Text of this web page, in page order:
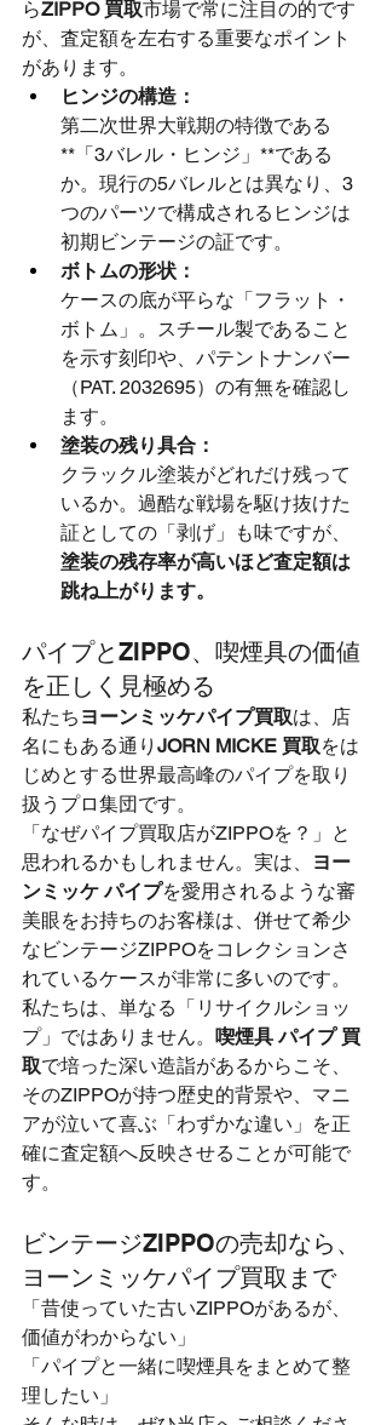
らZIPPO 買取市場で常に注目の的です
が、査定額を左右する重要なポイント
があります。
ヒンジの構造：
第二次世界大戦期の特徴である
**「3バレル・ヒンジ」**である
か。現行の5バレルとは異なり、3
つのパーツで構成されるヒンジは
初期ビンテージの証です。
ボトムの形状：
ケースの底が平らな「フラット・
ボトム」。スチール製であること
を示す刻印や、パテントナンバー
（PAT. 2032695）の有無を確認し
ます。
塗装の残り具合：
クラックル塗装がどれだけ残って
いるか。過酷な戦場を駆け抜けた
証としての「剥げ」も味ですが、
塗装の残存率が高いほど査定額は
跳ね上がります。
パイプとZIPPO、喫煙具の価値
を正しく見極める
私たち ヨーンミッケパイプ買取は、店
名にもある通り JORN MICKE 買取をは
じめとする世界最高峰のパイプを取り
扱うプロ集団です。
「なぜパイプ買取店がZIPPOを？」と
思われるかもしれません。実は、
ヨー
ンミッケ パイプを愛用されるような審
美眼をお持ちのお客様は、併せて希少
なビンテージZIPPOをコレクションさ
れているケースが非常に多いのです。
私たちは、単なる「リサイクルショッ
プ」ではありません。 喫煙具 パイプ 買
取で培った深い造詣があるからこそ、
そのZIPPOが持つ歴史的背景や、マニ
アが泣いて喜ぶ「わずかな違い」を正
確に査定額へ反映させることが可能で
す。
ビンテージZIPPOの売却なら、
ヨーンミッケパイプ買取まで
「昔使っていた古いZIPPOがあるが、
価値がわからない」
「パイプと一緒に喫煙具をまとめて整
理したい」